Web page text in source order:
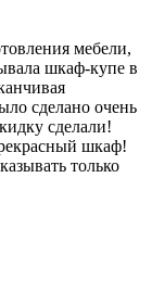
мебели,
шкаф-купе в
сделано очень
сделали!
шкаф!
только